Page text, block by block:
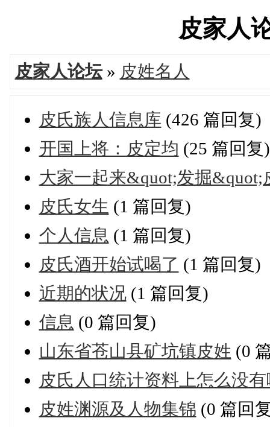
皮家人
皮家人论坛» 皮姓名人
皮氏族人信息库 (426 篇回复)
开国上将：皮定均 (25 篇回复)
大家一起来&quot;发掘&quot;
皮氏女生 (1 篇回复)
个人信息 (1 篇回复)
皮氏酒开始试喝了 (1 篇回复)
近期的状况(1 篇回复)
信息 (0 篇回复)
山东省苍山县矿坑镇皮姓 (0
皮氏人口统计资料上怎么没
皮姓渊源及人物集锦 (0 篇回